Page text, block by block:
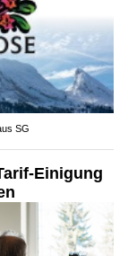
SG
Einigung